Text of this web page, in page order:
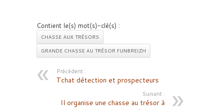
Contient le(s) mot(s)-clé(s) :
CHASSE AUX TRÉSORS
GRANDE CHASSE AU TRÉSOR FUNBREIZH
Précédent :
Tchat détection et prospecteurs
Suivant :
Il organise une chasse au trésor à